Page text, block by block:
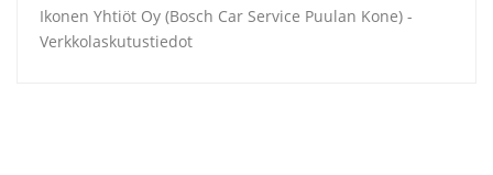
Ikonen Yhtiöt Oy (Bosch Car Service Puulan Kone) -
Verkkolaskutustiedot